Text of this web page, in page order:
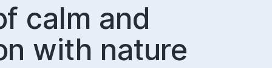
calm and
with nature